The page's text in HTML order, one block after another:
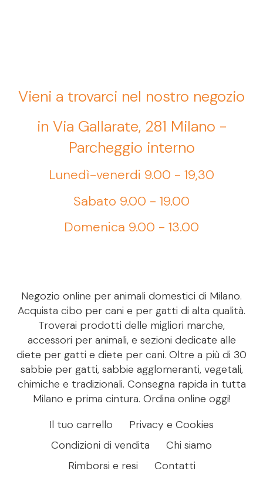
Vieni a trovarci nel nostro negozio
in Via Gallarate, 281 Milano -
Parcheggio interno
Lunedì-venerdi 9.00 - 19,30
Sabato 9.00 - 19.00
Domenica 9.00 - 13.00
Negozio online per animali domestici di Milano.
Acquista cibo per cani e per gatti di alta qualità.
Troverai prodotti delle migliori marche,
accessori per animali, e sezioni dedicate alle
diete per gatti e diete per cani. Oltre a più di 30
sabbie per gatti, sabbie agglomeranti, vegetali,
chimiche e tradizionali. Consegna rapida in tutta
Milano e prima cintura. Ordina online oggi!
Il tuo carrello
Privacy e Cookies
Condizioni di vendita
Chi siamo
Rimborsi e resi
Contatti